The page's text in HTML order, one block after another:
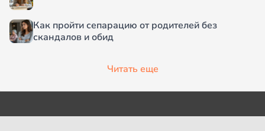
Как пройти сепарацию от родителей без
скандалов и обид
Читать еще